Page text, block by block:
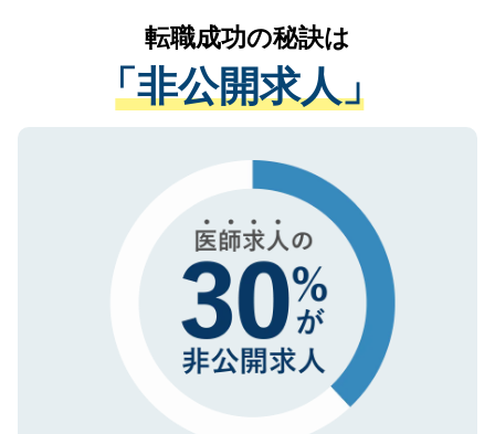
は、個人情報の取り扱いについての厳密な
管理基準を満たした事業者のみに付与され
る、プライバシーマークを取得済みです。
で、機密保持に関してもご安心ください。
かがいして、現在の医療機関の状況や紹介
経験をまじえながら、適切なアドバイスを
させていただきます。すぐにご転職をされ
ない方には、長期的なサポートが可能です
ので、まずはご登録ください。
転職成功の秘訣は
「非公開求人」